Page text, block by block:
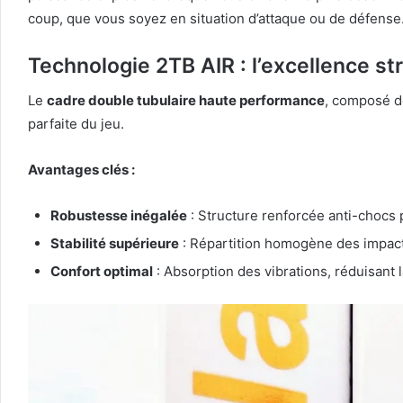
coup, que vous soyez en situation d’attaque ou de
Technologie 2TB AIR : l’excellence
Le cadre double tubulaire haute performance, composé
parfaite du jeu.
Avantages clés :
Robustesse inégalée : Structure renforcée anti-chocs
Stabilité supérieure : Répartition homogène des
Confort optimal : Absorption des vibrations,